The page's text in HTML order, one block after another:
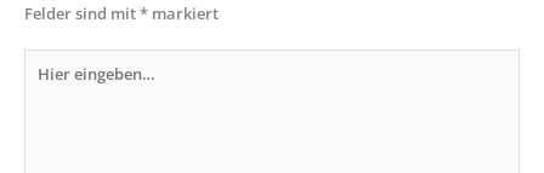
Felder sind mit* markiert
eingeben…